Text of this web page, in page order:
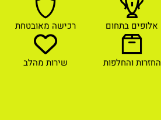
אלופים בתחום רכישה מאובטחת
החזרות והחלפות שירות מהלב